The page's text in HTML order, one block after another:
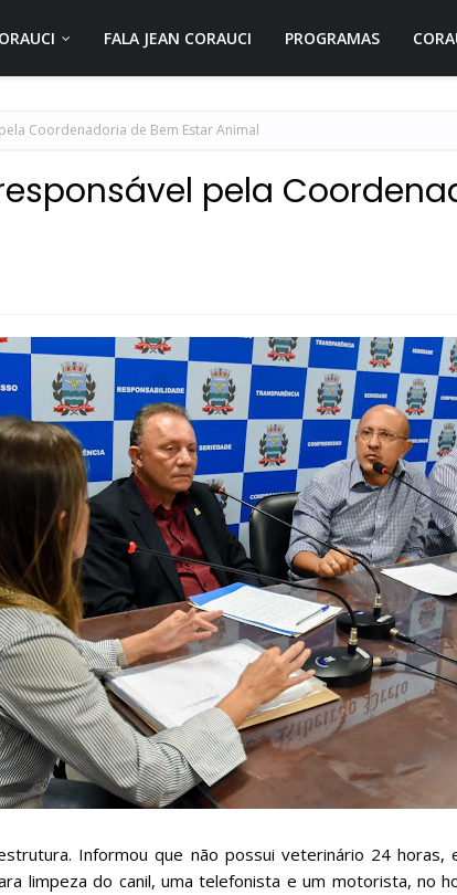
FALA JEAN CORAUCI PROGRAMAS
Coordenadoria de Bem Estar Animal
pela
Informou que não possui veterinário 24 horas,
limpeza do canil, uma telefonista e um motorista, no